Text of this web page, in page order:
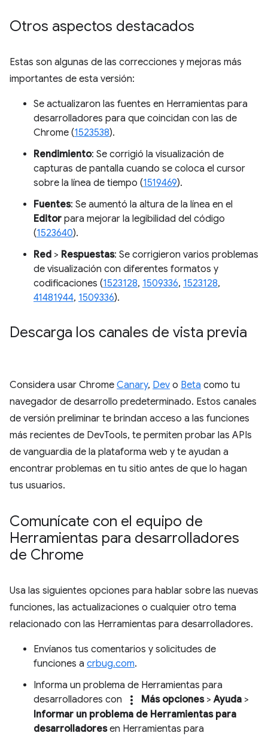
Otros aspectos destacados
Estas son algunas de las correcciones y mejoras más
importantes de esta versión:
Se actualizaron las fuentes en Herramientas para
desarrolladores para que coincidan con las de
Chrome (1523538).
Rendimiento: Se corrigió la visualización de
capturas de pantalla cuando se coloca el cursor
sobre la línea de tiempo (1519469).
Fuentes: Se aumentó la altura de la línea en el
Editor para mejorar la legibilidad del código
(1523640).
Red > Respuestas: Se corrigieron varios problemas
de visualización con diferentes formatos y
codificaciones (1523128, 1509336, 1523128,
41481944, 1509336).
Descarga los canales de vista previa
Considera usar Chrome Canary, Dev o Beta como tu
navegador de desarrollo predeterminado. Estos canales
de versión preliminar te brindan acceso a las funciones
más recientes de DevTools, te permiten probar las APIs
de vanguardia de la plataforma web y te ayudan a
encontrar problemas en tu sitio antes de que lo hagan
tus usuarios.
Comunícate con el equipo de
Herramientas para desarrolladores
de Chrome
Usa las siguientes opciones para hablar sobre las nuevas
funciones, las actualizaciones o cualquier otro tema
relacionado con las Herramientas para desarrolladores.
Envíanos tus comentarios y solicitudes de
funciones a crbug.com.
Informa un problema de Herramientas para
desarrolladores con
more_vert Más opciones>Ayuda >
Informar un problema de Herramientas para
desarrolladoresen Herramientas para